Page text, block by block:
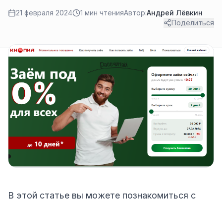
21 февраля 2024 1 мин чтенияАвтор:Андрей Лёвкин
Поделиться
В этой статье вы можете познакомиться с